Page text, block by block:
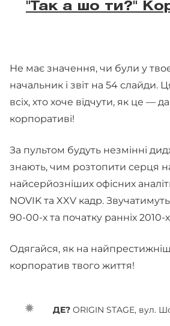
"Так а шо ти?"
Не має значення, чи були у
начальник і звіт на 54 слайди.
всіх, хто хоче відчути, як це —
корпоративі!
За пультом будуть незмінні
знають, чим розтопити серця
найсерйозніших офісних
NOVIK та XXV кадр.
90-00-х та початку ранніх 2010-
Одягайся, як на
корпоратив твого життя!
ДЕ? ORIGIN STAGE, вул.